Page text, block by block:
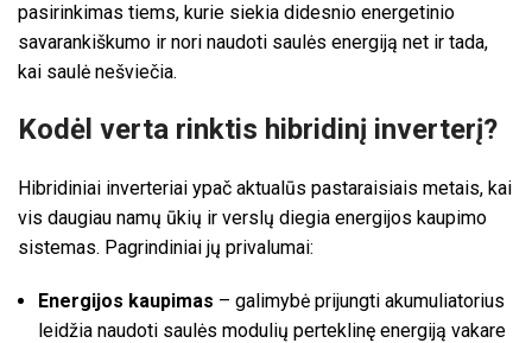
pasirinkimas tiems, kurie siekia didesnio energetinio
savarankiškumo ir nori naudoti saulės energiją net ir tada,
kai saulė nešviečia.
Kodėl verta rinktis hibridinį inverterį?
Hibridiniai inverteriai ypač aktualūs pastaraisiais metais, kai
vis daugiau namų ūkių ir verslų diegia energijos kaupimo
sistemas. Pagrindiniai jų privalumai:
Energijos kaupimas – galimybė prijungti akumuliatorius
leidžia naudoti saulės modulių perteklinę energiją vakare